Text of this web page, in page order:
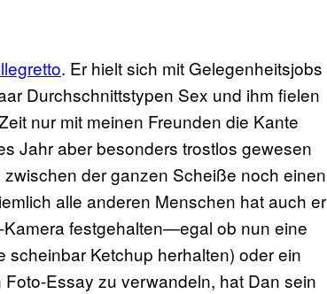
. Er hielt sich mit Gelegenheitsjobs
Durchschnittstypen Sex und ihm fielen
nur mit meinen Freunden die Kante
Jahr aber besonders trostlos gewesen
der ganzen Scheiße noch einen
alle anderen Menschen hat auch er
festgehalten—egal ob nun eine
scheinbar Ketchup herhalten) oder ein
Essay zu verwandeln, hat Dan sein